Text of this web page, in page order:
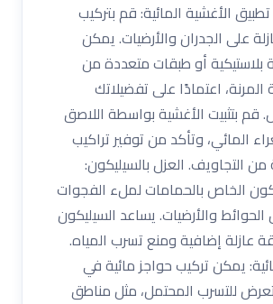
الأغشية المائية: قم بتركيب
على الجدران والأرضيات. يمكن
بلاستيكية أو طبقات متعددة من
المرنة، اعتمادًا على تفضيلاتك
قم بتثبيت الأغشية بواسطة اللاصق
المائي، وتأكد من توفير تراكيب
التجاويف. العزل بالسيليكون:
الخاص بالحمامات لملء الفجوات
والأرضيات. يساعد السيليكون
عازلة إضافية ومنع تسرب المياه.
يمكن تركيب حواجز مائية في
للتسرب المحتمل، مثل مناطق